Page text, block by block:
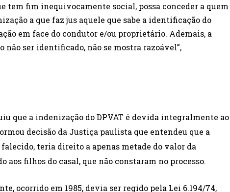
tem fim inequivocamente social, possa conceder a quem
a que faz jus aquele que sabe a identificação do
em face do condutor e/ou proprietário. Ademais, a
não ser identificado, não se mostra razoável”,
que a indenização do DPVAT é devida integralmente ao
decisão da Justiça paulista que entendeu que a
teria direito a apenas metade do valor da
filhos do casal, que não constaram no processo.
ocorrido em 1985, devia ser regido pela Lei 6.194/74,